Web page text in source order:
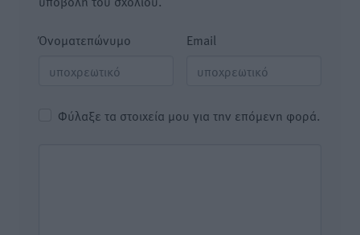
Όνοματεπώνυμο Email
Φύλαξε τα στοιχεία μου για την επόμενη φορά.